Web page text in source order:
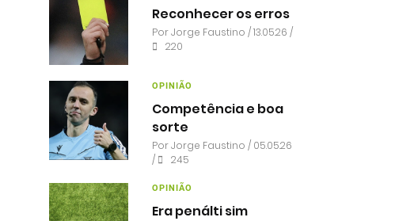
Reconhecer os erros
PorJorge Faustino / 13.05.26 /
220
OPINIÃO
Competência e boa
sorte
PorJorge Faustino / 05.05.26
/
245
OPINIÃO
Era penálti sim